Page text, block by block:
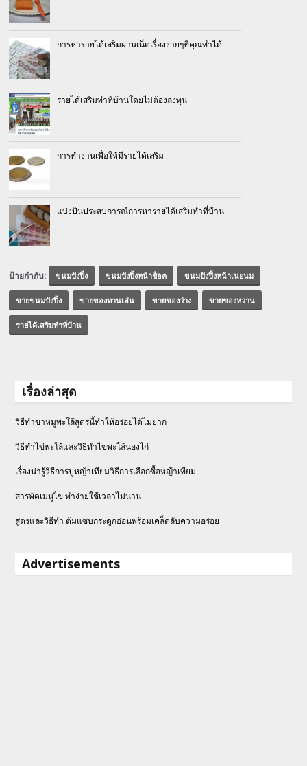
การหารายได้เสริมผ่านเน็ตเรื่องง่ายๆที่คุณทำได้
รายได้เสริมทําที่บ้านโดยไม่ต้องลงทุน
การทำงานเพื่อให้มีรายได้เสริม
แบ่งปันประสบการณ์การหารายได้เสริมทําที่บ้าน
ป้ายกำกับ: ขนมปังปิ้ง ขนมปังปิ้งหน้าช็อค ขนมปังปิ้งหน้าเนยนม
ขายขนมปังปิ้ง ขายของทานเล่น ขายของว่าง ขายของหวาน
รายได้เสริมทําที่บ้าน
เรื่องล่าสุด
วิธีทำขาหมูพะโล้สูตรนี้ทำให้อร่อยได้ไม่ยาก
วิธีทําไข่พะโล้และวิธีทำไข่พะโล้น่องไก่
เรื่องน่ารู้วิธีการปูหญ้าเทียมวิธีการเลือกซื้อหญ้าเทียม
สารพัดเมนูไข่ ทำง่ายใช้เวลาไม่นาน
สูตรและวิธีทำ ต้มแซบกระดูกอ่อนพร้อมเคล็ดลับความอร่อย
Advertisements